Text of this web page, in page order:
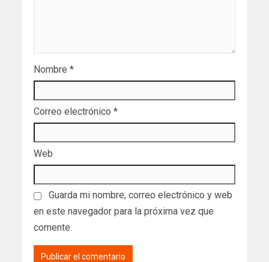
Nombre *
Correo electrónico *
Web
Guarda mi nombre, correo electrónico y web
en este navegador para la próxima vez que
comente.